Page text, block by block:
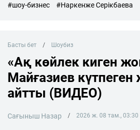
#шоу-бизнес #Наркенже Серікбаева
Басты бет Шоубиз
«Ақ көйлек киген
Майғазиев
айтты (ВИДЕО)
Сағыныш Назар 2026 ж. 08 там., 03:30